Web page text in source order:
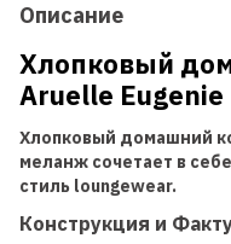
Описание
Хлопковый
Aruelle Eugenie
Хлопковый домашний
меланж сочетает в
стиль loungewear.
Конструкция и